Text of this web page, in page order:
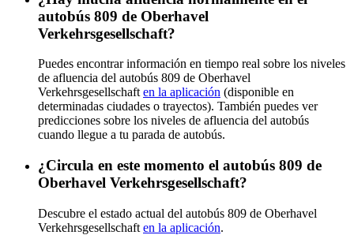
autobús 809 de Oberhavel
Verkehrsgesellschaft?
Puedes encontrar información en tiempo real sobre los niveles
de afluencia del autobús 809 de Oberhavel
Verkehrsgesellschaft en la aplicación (disponible en
determinadas ciudades o trayectos). También puedes ver
predicciones sobre los niveles de afluencia del autobús
cuando llegue a tu parada de autobús.
¿Circula en este momento el autobús 809 de
Oberhavel Verkehrsgesellschaft?
Descubre el estado actual del autobús 809 de Oberhavel
Verkehrsgesellschaft en la aplicación.